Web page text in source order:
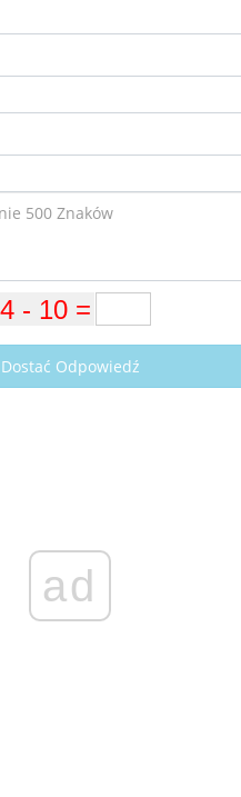
Dostać Odpowiedź
ad